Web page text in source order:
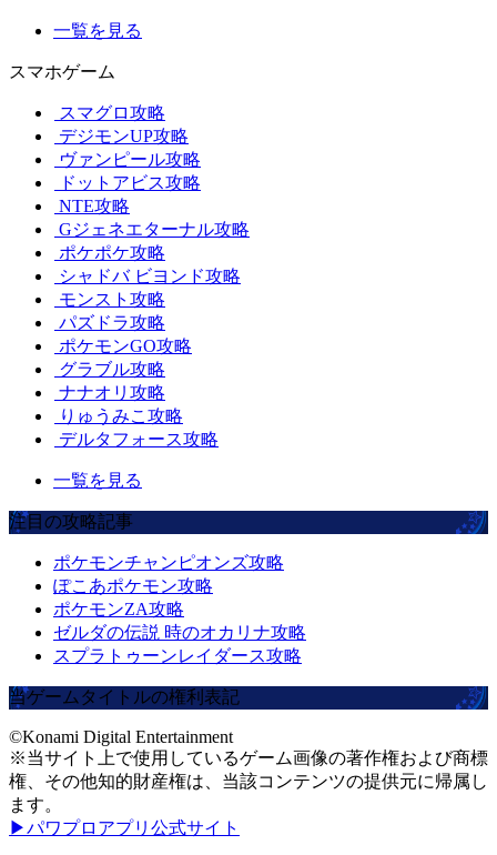
一覧を見る
スマホゲーム
スマグロ攻略
デジモンUP攻略
ヴァンピール攻略
ドットアビス攻略
NTE攻略
Gジェネエターナル攻略
ポケポケ攻略
シャドバ ビヨンド攻略
モンスト攻略
パズドラ攻略
ポケモンGO攻略
グラブル攻略
ナナオリ攻略
りゅうみこ攻略
デルタフォース攻略
一覧を見る
注目の攻略記事
ポケモンチャンピオンズ攻略
ぽこあポケモン攻略
ポケモンZA攻略
ゼルダの伝説 時のオカリナ攻略
スプラトゥーンレイダース攻略
当ゲームタイトルの権利表記
©Konami Digital Entertainment
※当サイト上で使用しているゲーム画像の著作権および商標
権、その他知的財産権は、当該コンテンツの提供元に帰属し
ます。
▶パワプロアプリ公式サイト